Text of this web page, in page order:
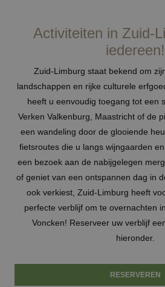
Activiteiten in Zuid-
iedereen!
Zuid-Limburg staat bekend om
landschappen en rijke culturele
heeft u eenvoudig toegang tot een
Verken Valkenburg, Maastricht of de
een wandeling door de glooiende
fietsroutes die u langs wijngaarden
een bezoek aan de nabijgelegen
of geniet van een ontspannen dag in
ook verkiest, Zuid-Limburg heeft
perfecte verblijf om te overnachten
Voncken! Reserveer uw verblijf
hieronder.
RESERVEREN